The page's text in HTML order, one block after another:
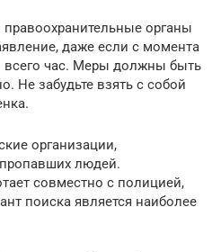
органы
даже если с момента
всего час. Меры должны быть
Не забудьте взять с собой
организации,
людей.
совместно с полицией,
поиска является наиболее